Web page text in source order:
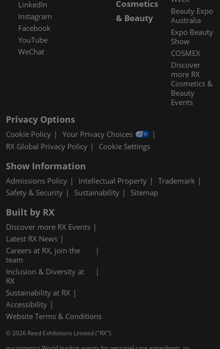
LinkedIn
Instagram
Facebook
YouTube
WeChat
Cosmetics
& Beauty
Beauty Expo
Australia
Expo Beauty
Show
COSMEX
Discover
more RX
Cosmetics &
Beauty
Events
Privacy Options
Cookie Policy
Your Privacy Choices
RX Global Privacy Policy
Cookie Settings
Show Information
Admissions Policy Intellectual Property
Trademark
Safety & Security
Sustainability Sitemap
Built by RX
Discover more RX Events
Latest RX News
Careers at RX, join the
team
Inclusion & Diversity at
RX
Sustainability at RX
Accessibility
Website Terms & Conditions
© 2026 Reed Exhibitions Limited ("RX").